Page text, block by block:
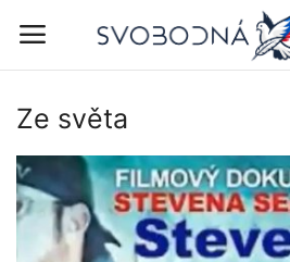
Přihlášení
Domů
Stalo se
Ze světa